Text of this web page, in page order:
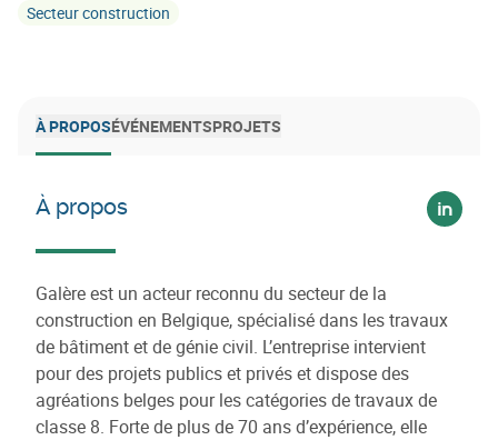
Secteur construction
À PROPOSÉVÉNEMENTSPROJETS
À propos
Voir
Galère est un acteur reconnu du secteur de la
construction en Belgique, spécialisé dans les travaux
de bâtiment et de génie civil. L’entreprise intervient
pour des projets publics et privés et dispose des
agréations belges pour les catégories de travaux de
classe 8. Forte de plus de 70 ans d’expérience, elle